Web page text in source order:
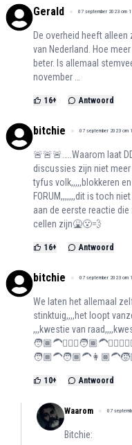
Gerald 07 september 2023 om
De overheid heeft
van Nederland. Hoe
beter. Is allemaal
november …
16+ Antwoord
bitchie 07 september 2023 om
🚨🚨🚨…..Waarom laat
discussies zijn niet
tyfus volk,,,,,blokkeren
FORUM,,,,,,,dit is toch
aan de eerste reactie
cellen zijn🤮😮‍💨
16+ Antwoord
bitchie 07 september 2023 om
We laten het allemaal
stinktuig,,,,het loopt
,,,kwestie van
10+ Antwoord
Waarom 07
Bitchie: